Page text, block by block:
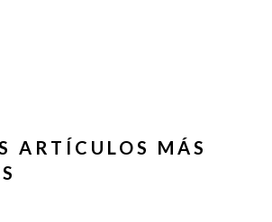
ARTÍCULOS MÁS